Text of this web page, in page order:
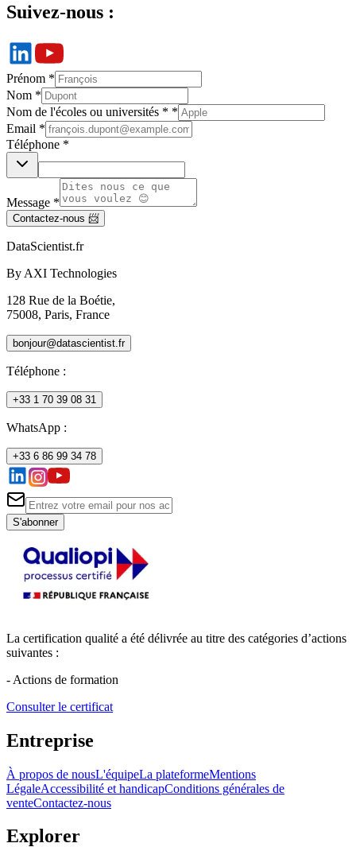
Suivez-nous :
Prénom *
Nom *
Nom de l'écoles ou universités * *
Email *
Téléphone *
Message *
Contactez-nous 📨
DataScientist.fr
By AXI Technologies
128 Rue de la Boétie,
75008, Paris, France
bonjour@datascientist.fr
Téléphone :
+33 1 70 39 08 31
WhatsApp :
+33 6 86 99 34 78
S'abonner
La certification qualité a été délivrée au titre des catégories d’actions
suivantes :
- Actions de formation
Consulter le certificat
Entreprise
À propos de nousL'équipeLa plateformeMentions
LégaleAccessibilité et handicapConditions générales de
venteContactez-nous
Explorer